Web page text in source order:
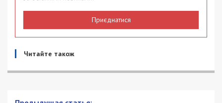
Приєднатися
Читайте також